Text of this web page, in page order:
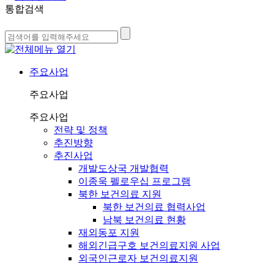
통합검색
주요사업
주요사업
주요사업
전략 및 정책
추진방향
추진사업
개발도상국 개발협력
이종욱 펠로우십 프로그램
북한 보건의료 지원
북한 보건의료 협력사업
남북 보건의료 현황
재외동포 지원
해외긴급구호 보건의료지원 사업
외국인근로자 보건의료지원